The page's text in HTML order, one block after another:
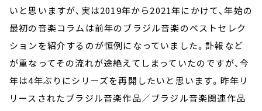
いと思いますが、実は2019年から2021年にかけて、年始の
最初の音楽コラムは前年のブラジル音楽のベストセレク
ションを紹介するのが恒例になっていました。訃報など
が重なってその流れが途絶えてしまっていたのですが、今
年は4年ぶりにシリーズを再開したいと思います。昨年リ
リースされたブラジル音楽作品／ブラジル音楽関連作品